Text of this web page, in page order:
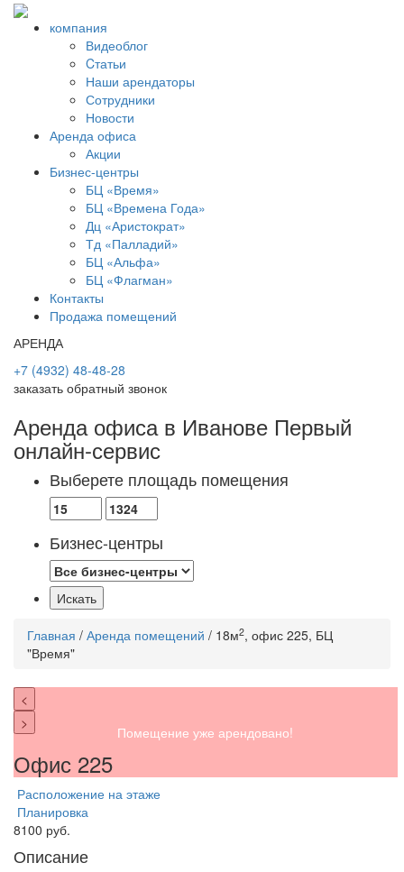
компания
Видеоблог
Cтатьи
Наши арендаторы
Сотрудники
Новости
Аренда офиса
Акции
Бизнес-центры
БЦ «Время»
БЦ «Времена Года»
Дц «Аристократ»
Тд «Палладий»
БЦ «Альфа»
БЦ «Флагман»
Контакты
Продажа помещений
АРЕНДА
+7 (4932) 48-48-28
заказать обратный звонок
Аренда офиса в Иванове Первый
онлайн-сервис
Выберете площадь помещения
Бизнес-центры
Главная / Аренда помещений / 18м2, офис 225, БЦ
"Время"
Помещение уже арендовано!
<
>
Офис 225
Расположение на этаже
Планировка
8100 руб.
Описание